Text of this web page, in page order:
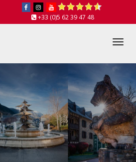
+33 (0)5 62 39 47 48